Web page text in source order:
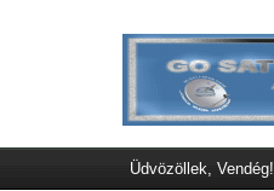
Üdvözöllek, Vendég!